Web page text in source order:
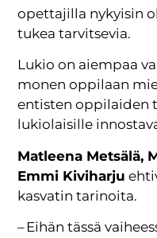
opettajilla nykyisin
tukea tarvitsevia.
Lukio on aiempaa
monen oppilaan
entisten oppilaiden
lukiolaisille
Matleena Metsälä,
Emmi Kiviharju
kasvatin tarinoita.
– Eihän tässä